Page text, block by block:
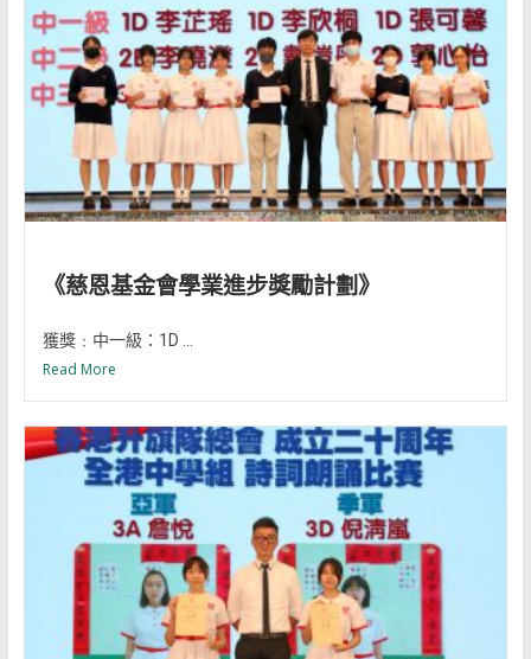
《慈恩基金會學業進步獎勵計劃》
獲獎﹕中一級：1D ...
Read More